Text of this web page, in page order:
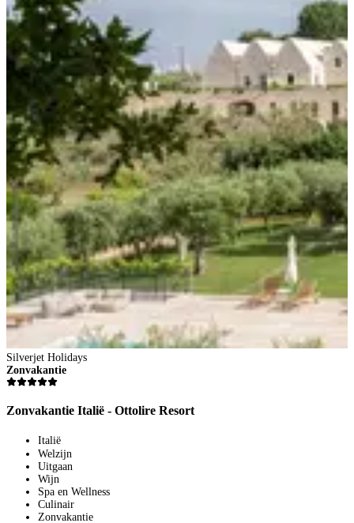
Silverjet Holidays
Zonvakantie
Zonvakantie Italië - Ottolire Resort
Italië
Welzijn
Uitgaan
Wijn
Spa en Wellness
Culinair
Zonvakantie